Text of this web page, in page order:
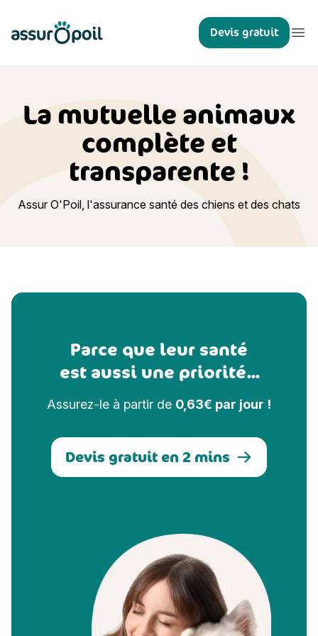
Assur O'Poil Devis gratuit
La mutuelle animaux
complète et
transparente !
Assur O'Poil, l'assurance santé des chiens et des chats
Parce que leur santé
est aussi une priorité...
Assurez-le à partir de 0,63€ par jour !
Devis gratuit en 2 mins